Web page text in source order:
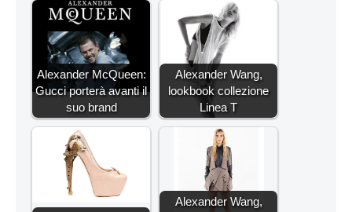
Alexander McQueen:
Gucci porterà avanti il
suo brand
Alexander Wang,
lookbook collezione
Linea T
Alexander Wang,